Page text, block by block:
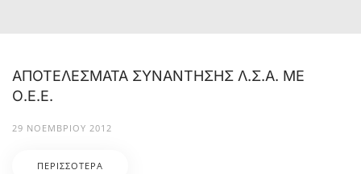
ΑΠΟΤΕΛΕΣΜΑΤΑ ΣΥΝΑΝΤΗΣΗΣ Λ.Σ.Α. ΜΕ
Ο.Ε.Ε.
29 ΝΟΕΜΒΡΊΟΥ 2012
ΠΕΡΙΣΣΌΤΕΡΑ